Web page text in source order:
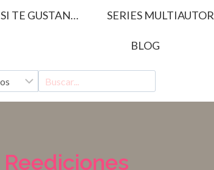
SI TE GUSTAN… SERIES MULTIAUTOR
BLOG
Reediciones